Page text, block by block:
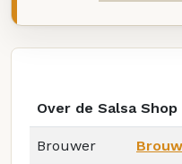
Over de Salsa Shop
Brouwer